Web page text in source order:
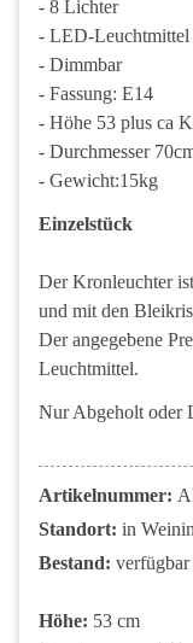
- 8 Lichter
- LED-Leuchtmittel
- Dimmbar
- Fassung: E14
- Höhe 53 plus ca
- Durchmesser
- Gewicht:15kg
Einzelstück
Der Kronleuchter
und mit den
Der angegebene
Leuchtmittel.
Nur Abgeholt oder
Artikelnummer:
Standort: in
Bestand: verfügbar
Höhe: 53 cm